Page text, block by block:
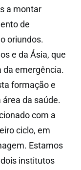
a montar
de
oriundos.
e da Ásia, que
da emergência.
formação e
da saúde.
com a
ciclo, em
Estamos
institutos